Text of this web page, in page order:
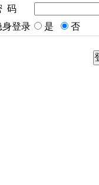
码
身登录
是 否